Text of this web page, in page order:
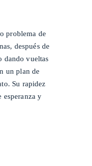
problema de
después de
dando vueltas
un plan de
Su rapidez
esperanza y